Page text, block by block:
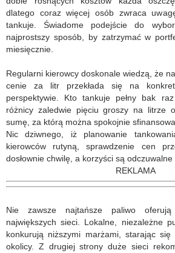
dlatego coraz więcej osób zwraca
tankuje. Świadome podejście do
najprostszy sposób, by zatrzymać w
miesięcznie.
Regularni kierowcy doskonale wiedzą, że
cenie za litr przekłada się na
perspektywie. Kto tankuje pełny bak
różnicy zaledwie pięciu groszy na litrze
sumę, za którą można spokojnie
Nic dziwnego, iż planowanie
kierowców rutyną, sprawdzenie cen
dosłownie chwilę, a korzyści są
REKLAMA
Nie zawsze najtańsze paliwo
największych sieci. Lokalne, niezależne
konkurują niższymi marżami, starając
okolicy. Z drugiej strony duże sieci